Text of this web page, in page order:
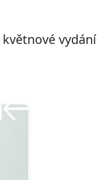
vydání